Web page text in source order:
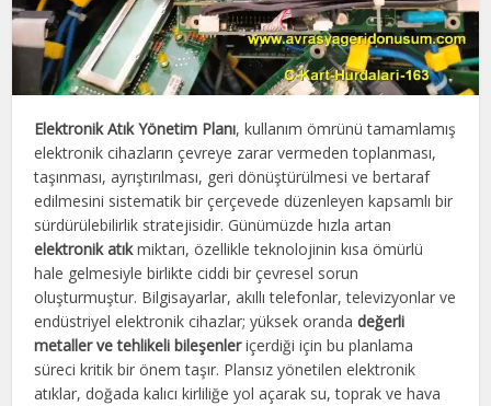
Elektronik Atık Yönetim Planı, kullanım ömrünü tamamlamış
elektronik cihazların çevreye zarar vermeden toplanması,
taşınması, ayrıştırılması, geri dönüştürülmesi ve bertaraf
edilmesini sistematik bir çerçevede düzenleyen kapsamlı bir
sürdürülebilirlik stratejisidir. Günümüzde hızla artan
elektronik atıkmiktarı, özellikle teknolojinin kısa ömürlü
hale gelmesiyle birlikte ciddi bir çevresel sorun
oluşturmuştur. Bilgisayarlar, akıllı telefonlar, televizyonlar ve
endüstriyel elektronik cihazlar; yüksek orandadeğerli
metaller ve tehlikeli bileşenleriçerdiği için bu planlama
süreci kritik bir önem taşır. Plansız yönetilen elektronik
atıklar, doğada kalıcı kirliliğe yol açarak su, toprak ve hava